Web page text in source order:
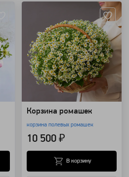
Корзина ромашек
корзина полевых ромашек
10 500 ₽
В корзину